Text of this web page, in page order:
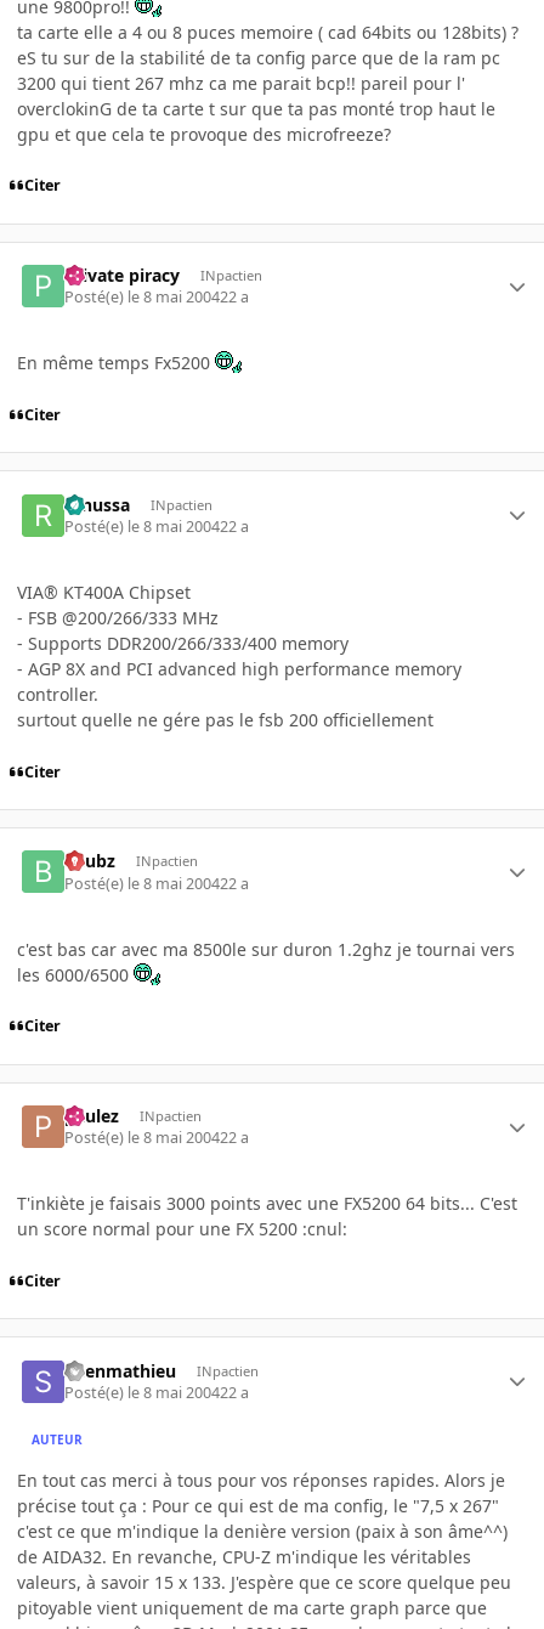
une 9800pro!!
ta carte elle a 4 ou 8 puces memoire ( cad 64bits ou 128bits) ?
eS tu sur de la stabilité de ta config parce que de la ram pc
3200 qui tient 267 mhz ca me parait bcp!! pareil pour l'
overclokinG de ta carte t sur que ta pas monté trop haut le
gpu et que cela te provoque des microfreeze?
Citer
Private piracy INpactien
Posté(e) le 8 mai 200422 a
En même temps Fx5200
Citer
renussa INpactien
Posté(e) le 8 mai 200422 a
VIA® KT400A Chipset
- FSB @200/266/333 MHz
- Supports DDR200/266/333/400 memory
- AGP 8X and PCI advanced high performance memory
controller.
surtout quelle ne gére pas le fsb 200 officiellement
Citer
beubz INpactien
Posté(e) le 8 mai 200422 a
c'est bas car avec ma 8500le sur duron 1.2ghz je tournai vers
les 6000/6500
Citer
paulez INpactien
Posté(e) le 8 mai 200422 a
T'inkiète je faisais 3000 points avec une FX5200 64 bits... C'est
un score normal pour une FX 5200 :cnul:
Citer
Shenmathieu INpactien
Posté(e) le 8 mai 200422 a
AUTEUR
En tout cas merci à tous pour vos réponses rapides. Alors je
précise tout ça : Pour ce qui est de ma config, le "7,5 x 267"
c'est ce que m'indique la denière version (paix à son âme^^)
de AIDA32. En revanche, CPU-Z m'indique les véritables
valeurs, à savoir 15 x 133. J'espère que ce score quelque peu
pitoyable vient uniquement de ma carte graph parce que